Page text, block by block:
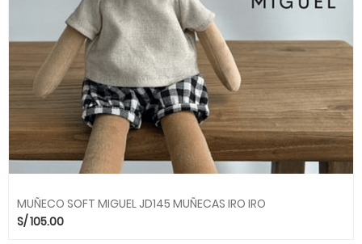
MUÑECO SOFT MIGUEL JD145 MUÑECAS IRO IRO
S/105.00